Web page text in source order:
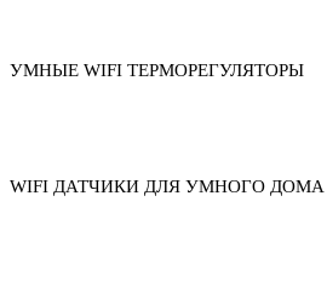
УМНЫЕ WIFI ТЕРМОРЕГУЛЯТОРЫ
WIFI ДАТЧИКИ ДЛЯ УМНОГО ДОМА